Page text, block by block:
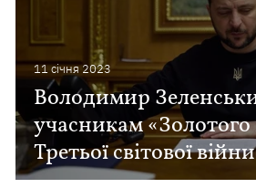
11 сiчня 2023
Володимир
учасникам «Золотого
Третьої світової